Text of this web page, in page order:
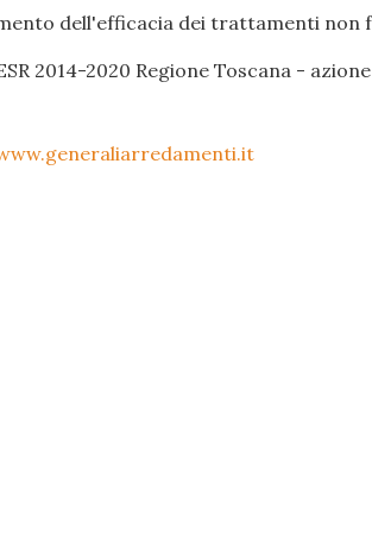
dell'efficacia dei trattamenti non
2014-2020 Regione Toscana -